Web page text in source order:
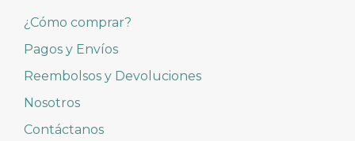
¿Cómo comprar?
Pagos y Envíos
Reembolsos y Devoluciones
Nosotros
Contáctanos